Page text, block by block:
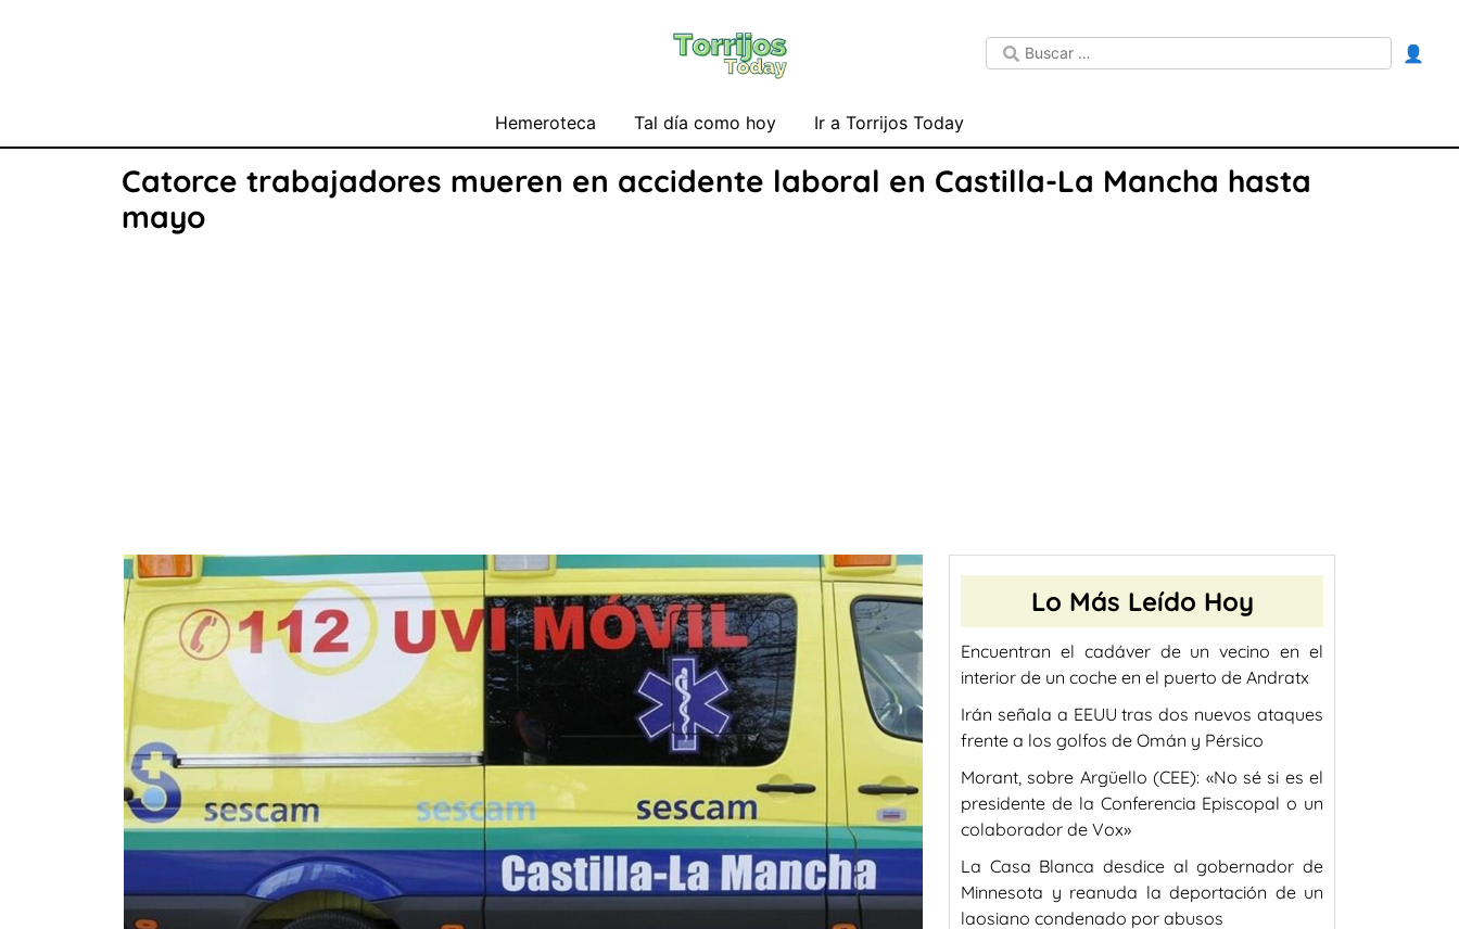
👤
Hemeroteca Tal día como hoy Ir a Torrijos Today
Catorce trabajadores mueren en accidente laboral en Castilla-La Mancha hasta
mayo
Lo Más Leído Hoy
Encuentran el cadáver de un vecino en el
interior de un coche en el puerto de Andratx
Irán señala a EEUU tras dos nuevos ataques
frente a los golfos de Omán y Pérsico
Morant, sobre Argüello (CEE): «No sé si es el
presidente de la Conferencia Episcopal o un
colaborador de Vox»
La Casa Blanca desdice al gobernador de
Minnesota y reanuda la deportación de un
laosiano condenado por abusos